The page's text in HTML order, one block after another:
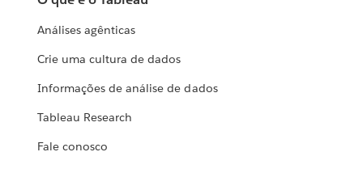
Análises agênticas
Crie uma cultura de dados
Informações de análise de dados
Tableau Research
Fale conosco